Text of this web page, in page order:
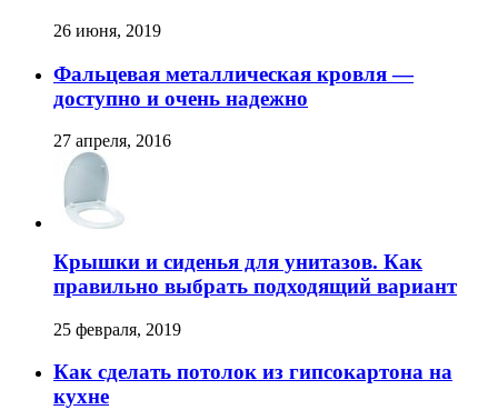
26 июня, 2019
Фальцевая металлическая кровля —
доступно и очень надежно
27 апреля, 2016
Крышки и сиденья для унитазов. Как
правильно выбрать подходящий вариант
25 февраля, 2019
Как сделать потолок из гипсокартона на
кухне